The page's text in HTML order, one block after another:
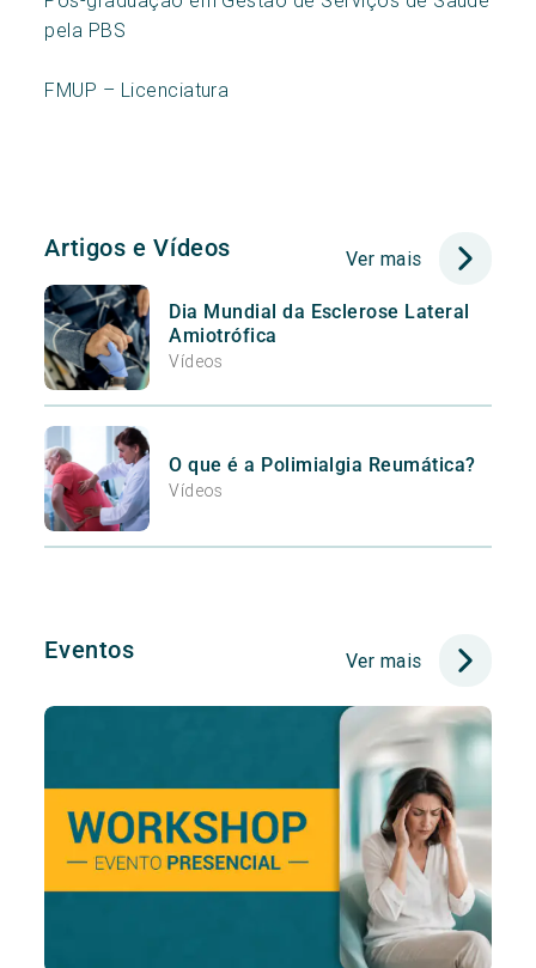
pela PBS
FMUP – Licenciatura
Artigos e Vídeos Ver mais
Dia Mundial da Esclerose Lateral
Amiotrófica
Vídeos
O que é a Polimialgia Reumática?
Vídeos
Eventos Ver mais